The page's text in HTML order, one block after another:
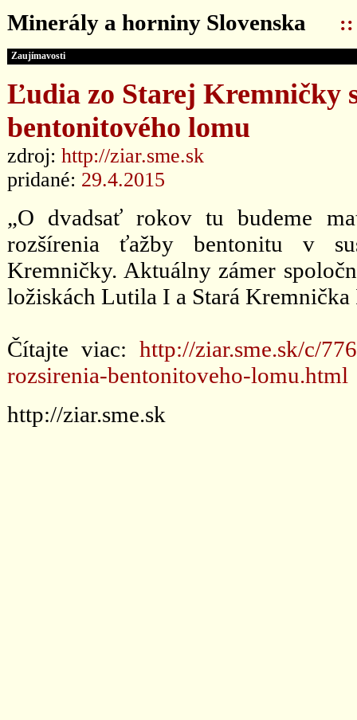
Minerály a horniny Slovenska ::
Zaujímavosti
Ľudia zo Starej Kremničky
bentonitového lomu
zdroj: http://ziar.sme.sk
pridané: 29.4.2015
„O dvadsať rokov tu budeme
rozšírenia ťažby bentonitu v
Kremničky. Aktuálny zámer
ložiskách Lutila I a Stará
Čítajte viac: http://ziar.sme.sk/c/
rozsirenia-bentonitoveho-lomu.html
http://ziar.sme.sk